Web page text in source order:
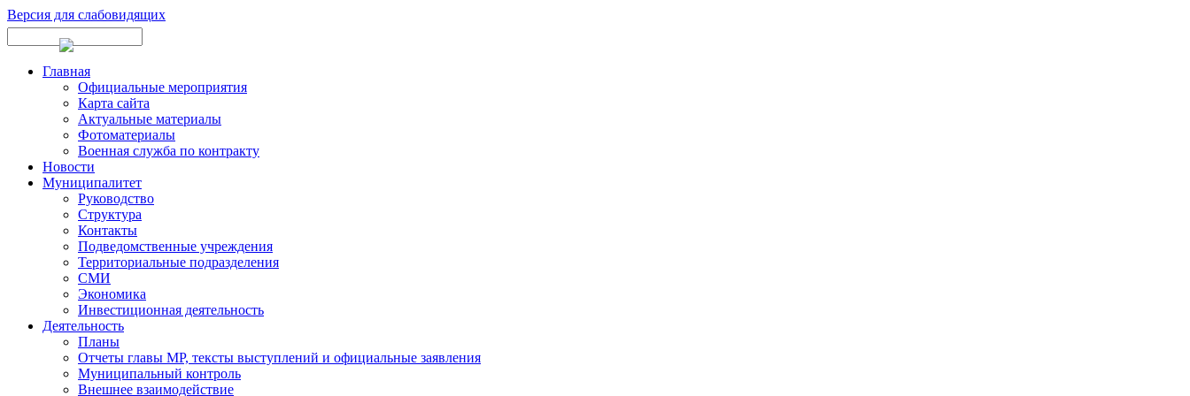
Версия для слабовидящих
Главная
Официальные мероприятия
Карта сайта
Актуальные материалы
Фотоматериалы
Военная служба по контракту
Новости
Муниципалитет
Руководство
Структура
Контакты
Подведомственные учреждения
Территориальные подразделения
СМИ
Экономика
Инвестиционная деятельность
Деятельность
Планы
Отчеты главы МР, тексты выступлений и официальные заявления
Муниципальный контроль
Внешнее взаимодействие